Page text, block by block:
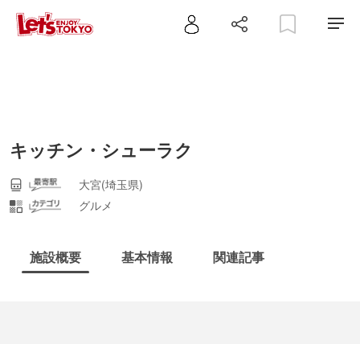
キッチン・シューラク
大宮(埼玉県)
グルメ
施設概要 基本情報 関連記事